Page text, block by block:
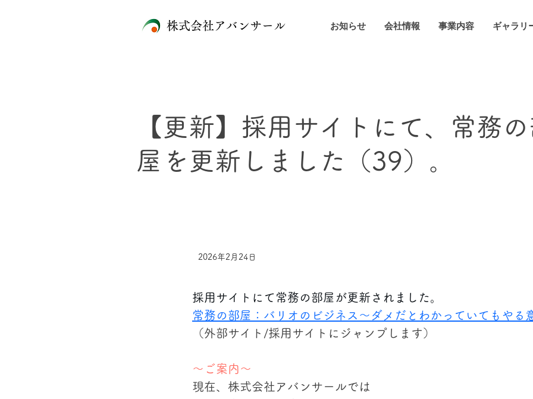
株式会社アバンサール お知らせ 会社情報 事業内容 ギャラリ
【更新】採用サイトにて、常務
屋を更新しました（39）。
2026年2月24日
採用サイトにて常務の部屋が更新されました。
常務の部屋：バリオのビジネス～ダメだとわかっていてもやる
（外部サイト/採用サイトにジャンプします）
～ご案内～
現在、株式会社アバンサールでは